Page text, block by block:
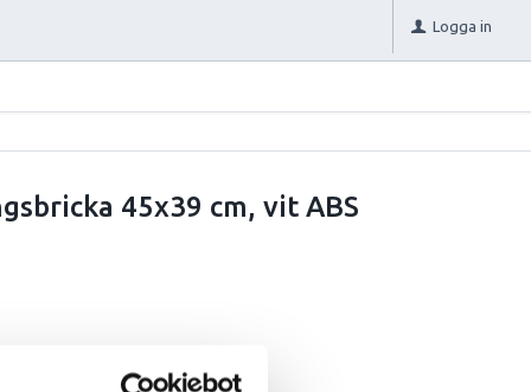
Logga in
45x39 cm, vit ABS